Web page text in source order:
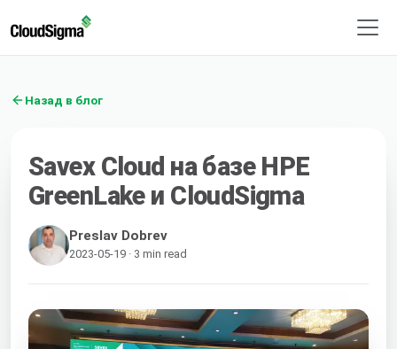
Назад в блог
Savex Cloud на базе HPE
GreenLake и CloudSigma
Preslav Dobrev
2023-05-19 · 3 min read